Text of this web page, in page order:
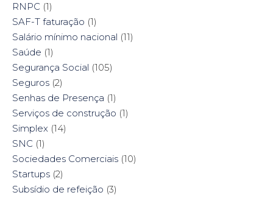
RNPC (1)
SAF-T faturação (1)
Salário mínimo nacional (11)
Saúde (1)
Segurança Social (105)
Seguros (2)
Senhas de Presença (1)
Serviços de construção (1)
Simplex (14)
SNC (1)
Sociedades Comerciais (10)
Startups (2)
Subsídio de refeição (3)